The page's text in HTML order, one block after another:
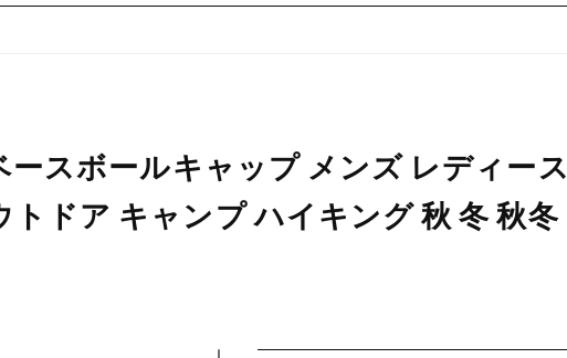
ースボールキャップ メンズ レディース
ドア キャンプ ハイキング 秋 冬 秋冬